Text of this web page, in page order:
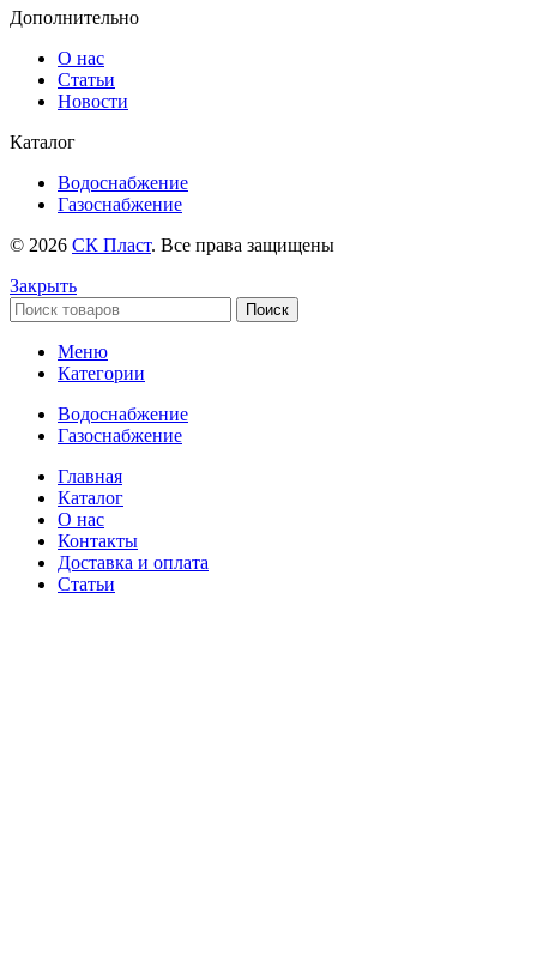
Дополнительно
О нас
Статьи
Новости
Каталог
Водоснабжение
Газоснабжение
© 2026 СК Пласт. Все права защищены
Закрыть
Поиск
Меню
Категории
Водоснабжение
Газоснабжение
Главная
Каталог
О нас
Контакты
Доставка и оплата
Статьи